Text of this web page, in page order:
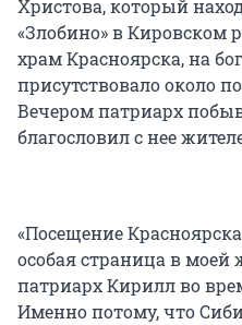
Христова, который
«Злобино» в Кировском
храм Красноярска, на
присутствовало около
Вечером патриарх
благословил с нее
«Посещение
особая страница в
патриарх Кирилл во
Именно потому, что